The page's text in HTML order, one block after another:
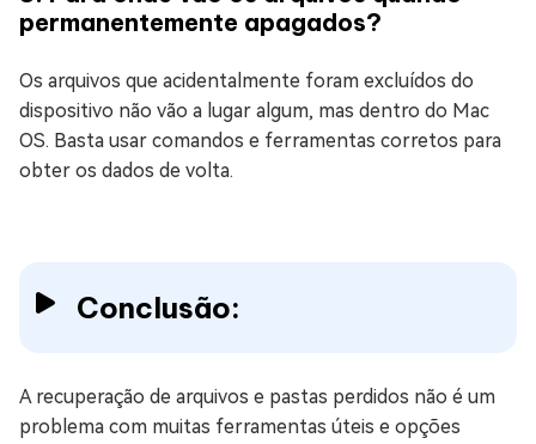
permanentemente apagados?
Os arquivos que acidentalmente foram excluídos do
dispositivo não vão a lugar algum, mas dentro do Mac
OS. Basta usar comandos e ferramentas corretos para
obter os dados de volta.
Conclusão:
A recuperação de arquivos e pastas perdidos não é um
problema com muitas ferramentas úteis e opções